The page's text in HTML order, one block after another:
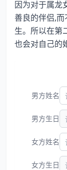
因为对于属龙
善良的伴侣,
生。所以在第
也会对自己的
男方姓名
男方生日
女方姓名
女方生日